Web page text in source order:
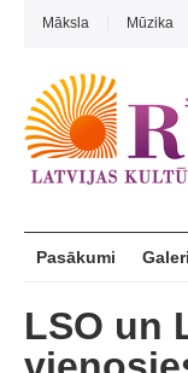
Māksla Mūzika
Pasākumi
LSO un